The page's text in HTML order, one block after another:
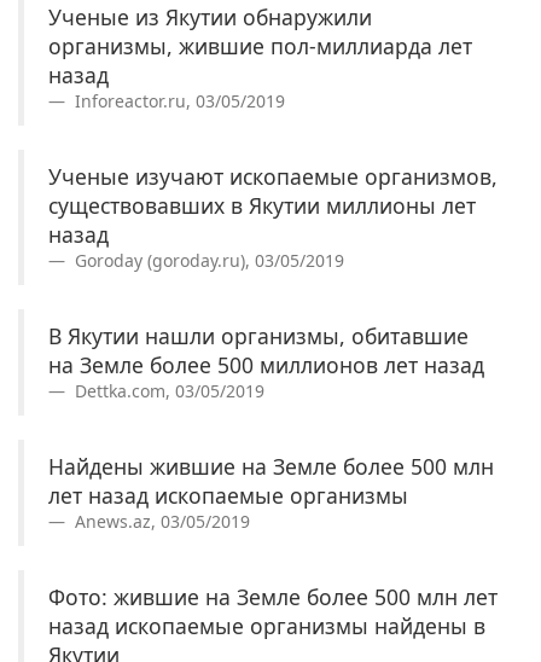
Ученые из Якутии обнаружили
организмы, жившие пол-миллиарда лет
назад
Inforeactor.ru, 03/05/2019
Ученые изучают ископаемые организмов,
существовавших в Якутии миллионы лет
назад
Goroday (goroday.ru), 03/05/2019
В Якутии нашли организмы, обитавшие
на Земле более 500 миллионов лет назад
Dettka.com, 03/05/2019
Найдены жившие на Земле более 500 млн
лет назад ископаемые организмы
Anews.az, 03/05/2019
Фото: жившие на Земле более 500 млн лет
назад ископаемые организмы найдены в
Якутии